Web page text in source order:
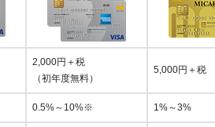
2,000円＋税
（初年度無料）
5,000円＋税
0.5%～10%※ 1%～3%